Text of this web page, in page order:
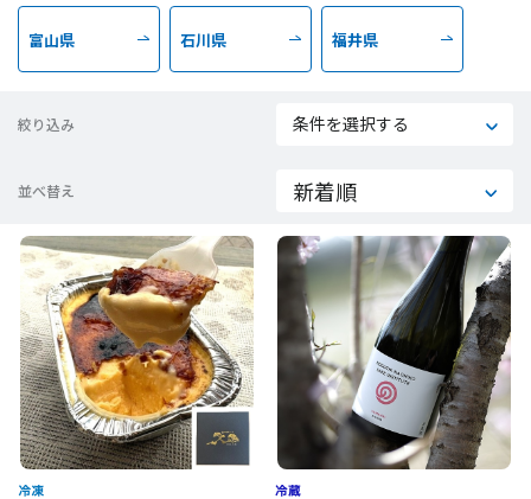
富山県 石川県 福井県
絞り込み 条件を選択する
並べ替え